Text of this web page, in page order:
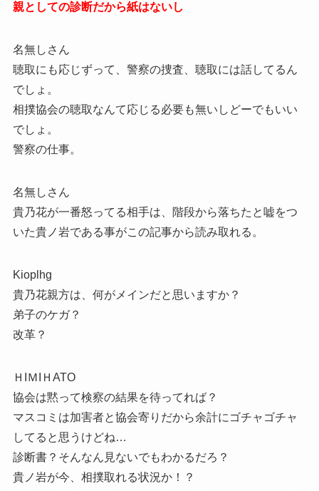
親としての診断だから紙はないし
名無しさん
聴取にも応じずって、警察の捜査、聴取には話してるん
でしょ。
相撲協会の聴取なんて応じる必要も無いしどーでもいい
でしょ。
警察の仕事。
名無しさん
貴乃花が一番怒ってる相手は、階段から落ちたと嘘をつ
いた貴ノ岩である事がこの記事から読み取れる。
Kioplhg
貴乃花親方は、何がメインだと思いますか？
弟子のケガ？
改革？
ＨIＭIＨATO
協会は黙って検察の結果を待ってれば？
マスコミは加害者と協会寄りだから余計にゴチャゴチャ
してると思うけどね…
診断書？そんなん見ないでもわかるだろ？
貴ノ岩が今、相撲取れる状況か！？